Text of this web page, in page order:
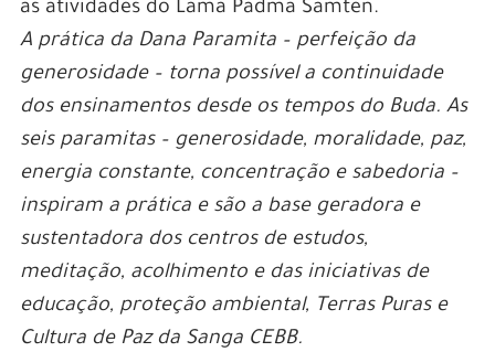
as atividades do Lama Padma Samten.
A prática da Dana Paramita – perfeição da
generosidade – torna possível a continuidade
dos ensinamentos desde os tempos do Buda. As
seis paramitas – generosidade, moralidade, paz,
energia constante, concentração e sabedoria –
inspiram a prática e são a base geradora e
sustentadora dos centros de estudos,
meditação, acolhimento e das iniciativas de
educação, proteção ambiental, Terras Puras e
Cultura de Paz da Sanga CEBB.